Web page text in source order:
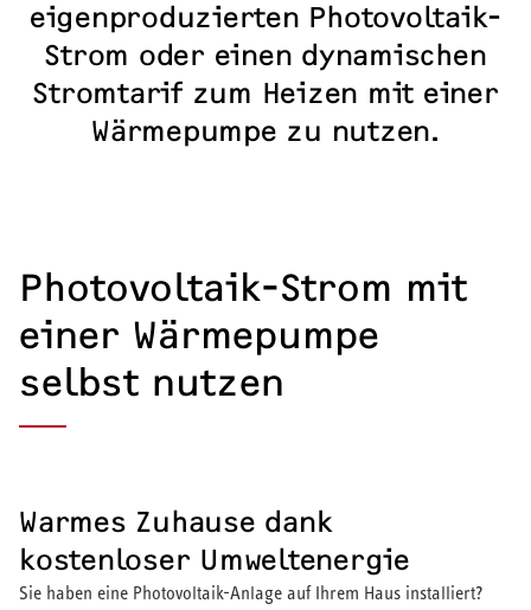
eigenproduzierten Photovoltaik-
Strom oder einen dynamischen
Stromtarif zum Heizen mit einer
Wärmepumpe zu nutzen.
Photovoltaik-Strom mit
einer Wärmepumpe
selbst nutzen
Warmes Zuhause dank
kostenloser Umweltenergie
Sie haben eine Photovoltaik-Anlage auf Ihrem Haus installiert?